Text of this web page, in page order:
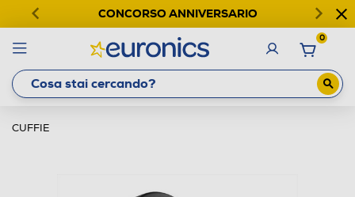
CONCORSO ANNIVERSARIO
0
CUFFIE